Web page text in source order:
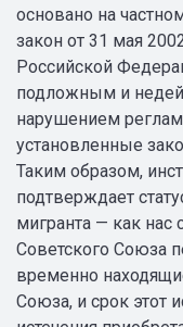
основано на
закон от 31 мая
Российской
подложным и
нарушением
установленные
Таким образом,
подтверждает
мигранта — как нас
Советского Союза
временно
Союза, и срок этот